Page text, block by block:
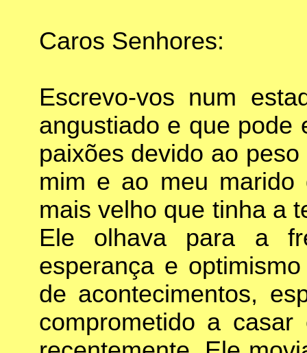
Caros Senhores:
Escrevo-vos num
angustiado e que pode
paixões devido ao
mim e ao meu marido
mais velho que tinha a
Ele olhava para a
esperança e
de acontecimentos,
comprometido a